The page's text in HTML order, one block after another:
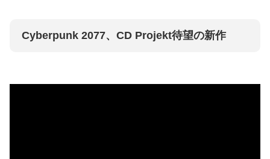
Cyberpunk 2077、CD Projekt待望の新作